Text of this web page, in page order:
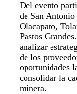
Del evento
de San Antonio
Olacapato,
Pastos
analizar
de los
oportunidades
consolidar la
minera.